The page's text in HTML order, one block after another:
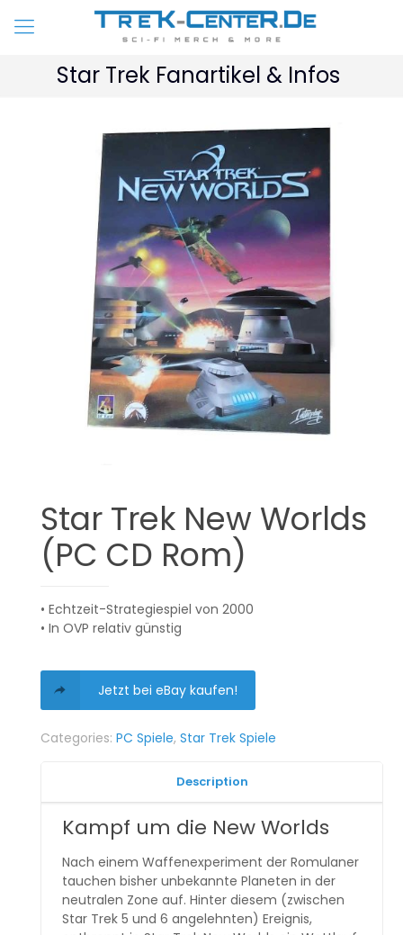
Star Trek Fanartikel & Infos
Star Trek New Worlds
(PC CD Rom)
• Echtzeit-Strategiespiel von 2000
• In OVP relativ günstig
Jetzt bei eBay kaufen!
Categories: PC Spiele, Star Trek Spiele
Description
Kampf um die New Worlds
Nach einem Waffenexperiment der Romulaner
tauchen bisher unbekannte Planeten in der
neutralen Zone auf. Hinter diesem (zwischen
Star Trek 5 und 6 angelehnten) Ereignis,